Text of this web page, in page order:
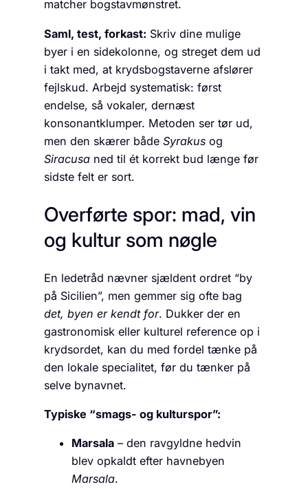
matcher bogstav­mønstret.
Saml, test, forkast: Skriv dine mulige
byer i en sidekolonne, og streget dem ud
i takt med, at krydsbogstaverne afslører
fejlskud. Arbejd systematisk: først
endelse, så vokaler, dernæst
konsonantklumper. Metoden ser tør ud,
men den skærer både Syrakus og
Siracusa ned til ét korrekt bud længe før
sidste felt er sort.
Overførte spor: mad, vin
og kultur som nøgle
En ledetråd nævner sjældent ordret “by
på Sicilien”, men gemmer sig ofte bag
det, byen er kendt for. Dukker der en
gastronomisk eller kulturel reference op i
krydsordet, kan du med fordel tænke på
den lokale specialitet, før du tænker på
selve bynavnet.
Typiske “smags- og kulturspor”:
Marsala – den ravgyldne hedvin
blev opkaldt efter havnebyen
Marsala.